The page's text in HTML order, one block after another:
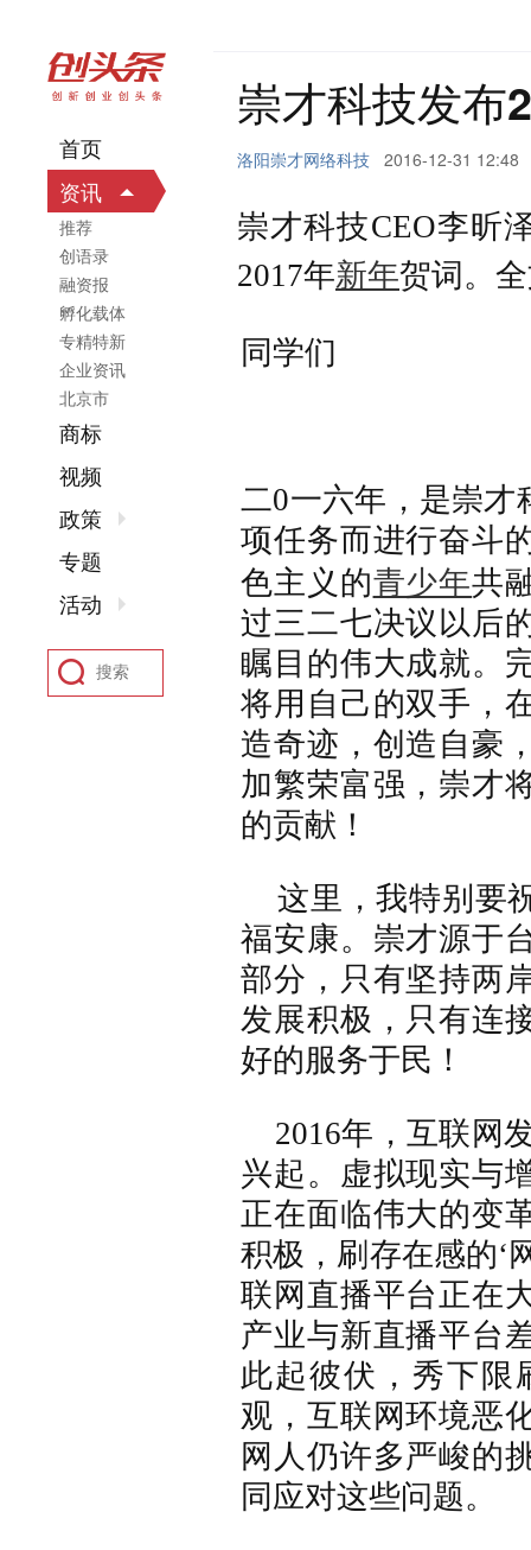
崇才科技发布
洛阳崇才网络科技 2016-12-31 12:48
崇才科技CEO李昕
2017年新年贺词。
同学们
二0一六年，是崇才
项任务而进行奋斗
色主义 的青少年共
过三二七决议以后
瞩目的伟大成就。
将用自己的双手，
造奇迹，创造自豪
加繁荣富强， 崇才
的贡献 ！
这里，我特别要
福安康。 崇才源于
部分，只有坚持两
发展积极，只有连
好的服务于民！
2016年 ，互联网
兴起。 虚拟现实与
正在面临伟大的变
积极，刷存在感的‘
联网直播平台正在
产业与新直播平台
此起彼伏， 秀下限
观 ， 互联网环境恶
网人仍许多严峻的
同应对这些问题。
首页
资讯
推荐
创语录
融资报
孵化载体
专精特新
企业资讯
北京市
商标
视频
政策
专题
活动